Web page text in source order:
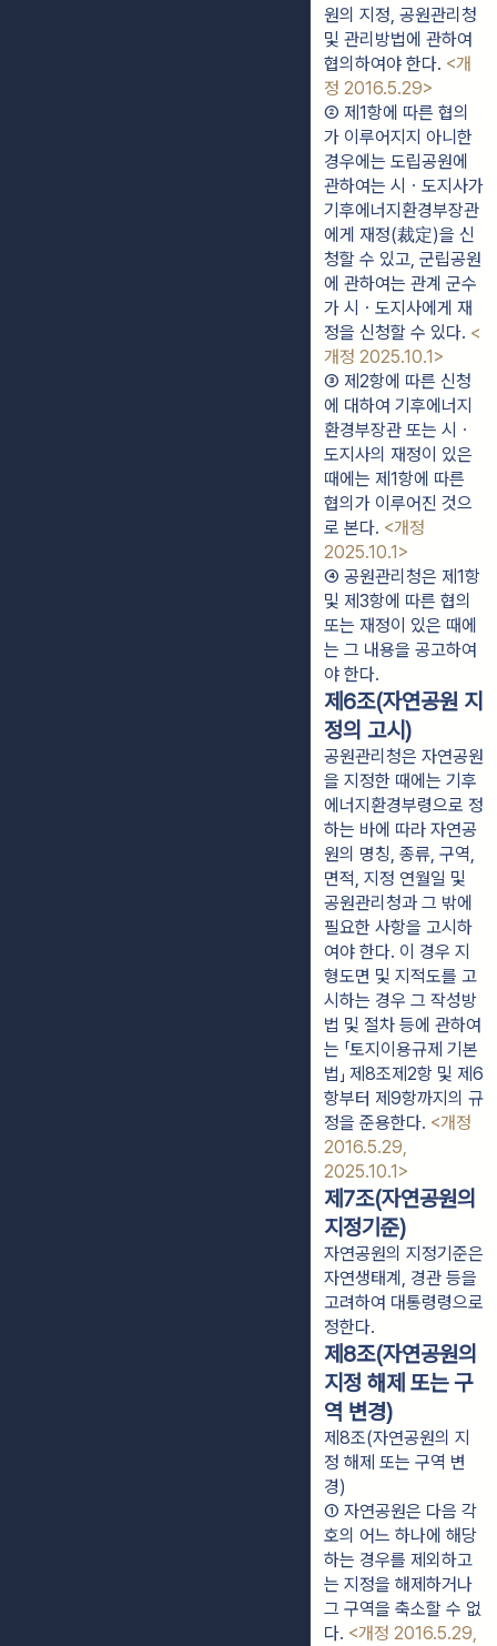
원의 지정, 공원관리청
및 관리방법에 관하여
협의하여야 한다. <개
정 2016.5.29>
② 제1항에 따른 협의
가 이루어지지 아니한
경우에는 도립공원에
관하여는 시ㆍ도지사가
기후에너지환경부장관
에게 재정(裁定)을 신
청할 수 있고, 군립공원
에 관하여는 관계 군수
가 시ㆍ도지사에게 재
정을 신청할 수 있다. <
개정 2025.10.1>
③ 제2항에 따른 신청
에 대하여 기후에너지
환경부장관 또는 시ㆍ
도지사의 재정이 있은
때에는 제1항에 따른
협의가 이루어진 것으
로 본다. <개정
2025.10.1>
④ 공원관리청은 제1항
및 제3항에 따른 협의
또는 재정이 있은 때에
는 그 내용을 공고하여
야 한다.
제6조(자연공원 지
정의 고시)
공원관리청은 자연공원
을 지정한 때에는 기후
에너지환경부령으로 정
하는 바에 따라 자연공
원의 명칭, 종류, 구역,
면적, 지정 연월일 및
공원관리청과 그 밖에
필요한 사항을 고시하
여야 한다. 이 경우 지
형도면 및 지적도를 고
시하는 경우 그 작성방
법 및 절차 등에 관하여
는 「토지이용규제 기본
법」 제8조제2항 및 제6
항부터 제9항까지의 규
정을 준용한다. <개정
2016.5.29,
2025.10.1>
제7조(자연공원의
지정기준)
자연공원의 지정기준은
자연생태계, 경관 등을
고려하여 대통령령으로
정한다.
제8조(자연공원의
지정 해제 또는 구
역 변경)
제8조(자연공원의 지
정 해제 또는 구역 변
경)
① 자연공원은 다음 각
호의 어느 하나에 해당
하는 경우를 제외하고
는 지정을 해제하거나
그 구역을 축소할 수 없
다. <개정 2016.5.29,